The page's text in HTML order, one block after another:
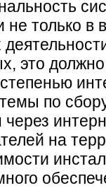
не только в
, это
по
через
на